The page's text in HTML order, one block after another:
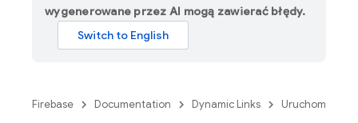
wygenerowane przez AI mogą zawierać błędy.
Firebase Documentation Dynamic Links Uruchom